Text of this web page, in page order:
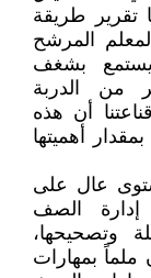
تقرير طريقة
المرشح
يستمع بشغف
من الدربة
أن هذه
أهميتها
عال على
إدارة الصف
وتصحيحها،
ملماً بمهارات